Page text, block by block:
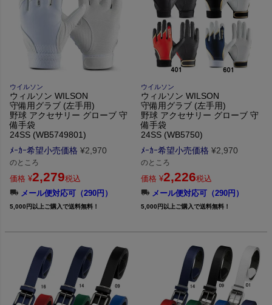
ウイルソン
ウィルソン WILSON
守備用グラブ (左手用)
野球 アクセサリー グローブ 守
備手袋
24SS (WB5749801)
ﾒｰｶｰ希望小売価格 ¥2,970
のところ
価格 ¥2,279税込
メール便対応可（290円）
5,000円以上ご購入で送料無料！
ウイルソン
ウィルソン WILSON
守備用グラブ (左手用)
野球 アクセサリー グローブ 守
備手袋
24SS (WB5750)
ﾒｰｶｰ希望小売価格 ¥2,970
のところ
価格 ¥2,226税込
メール便対応可（290円）
5,000円以上ご購入で送料無料！